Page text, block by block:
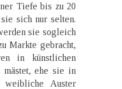
Tiefe bis zu 20
sich nur selten.
sie sogleich
Markte gebracht,
in künstlichen
mästet, ehe sie in
weibliche Auster